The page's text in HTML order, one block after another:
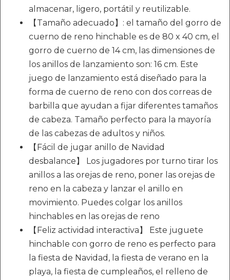
almacenar, ligero, portátil y reutilizable.
【Tamaño adecuado】: el tamaño del gorro de
cuerno de reno hinchable es de 80 x 40 cm, el
gorro de cuerno de 14 cm, las dimensiones de
los anillos de lanzamiento son: 16 cm. Este
juego de lanzamiento está diseñado para la
forma de cuerno de reno con dos correas de
barbilla que ayudan a fijar diferentes tamaños
de cabeza. Tamaño perfecto para la mayoría
de las cabezas de adultos y niños.
【Fácil de jugar anillo de Navidad
desbalance】 Los jugadores por turno tirar los
anillos a las orejas de reno, poner las orejas de
reno en la cabeza y lanzar el anillo en
movimiento. Puedes colgar los anillos
hinchables en las orejas de reno
【Feliz actividad interactiva】 Este juguete
hinchable con gorro de reno es perfecto para
la fiesta de Navidad, la fiesta de verano en la
playa, la fiesta de cumpleaños, el relleno de